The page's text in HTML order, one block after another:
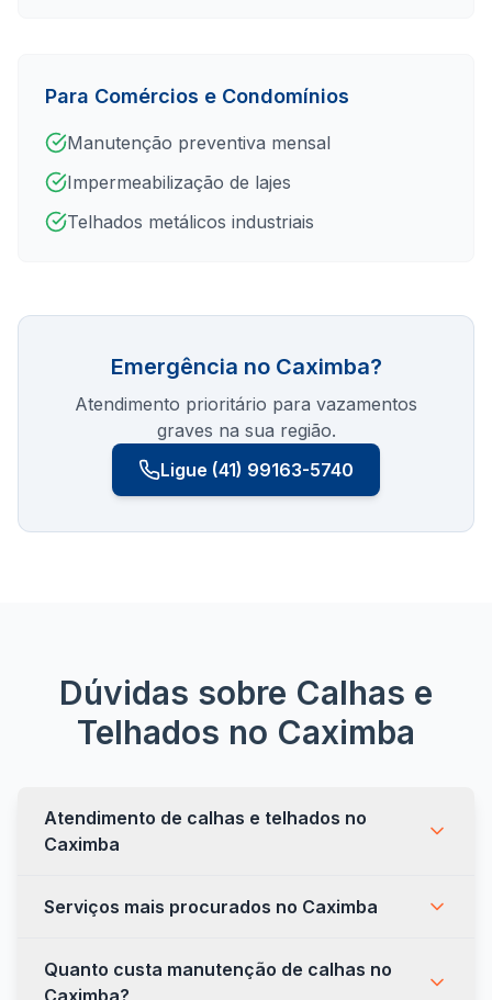
Para Comércios e Condomínios
Manutenção preventiva mensal
Impermeabilização de lajes
Telhados metálicos industriais
Emergência no Caximba?
Atendimento prioritário para vazamentos
graves na sua região.
Ligue (41) 99163-5740
Dúvidas sobre Calhas e
Telhados no Caximba
Atendimento de calhas e telhados no
Caximba
Serviços mais procurados no Caximba
Quanto custa manutenção de calhas no
Caximba?